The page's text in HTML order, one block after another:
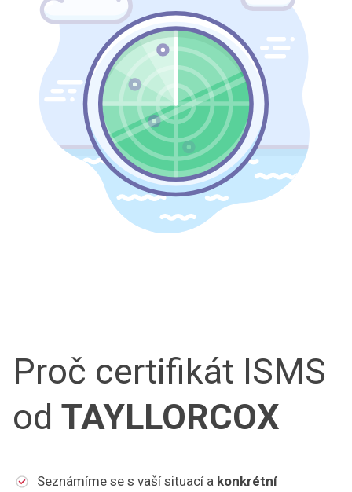
Proč certifikát ISMS
od TAYLLORCOX
Seznámíme se s vaší situací a konkrétní